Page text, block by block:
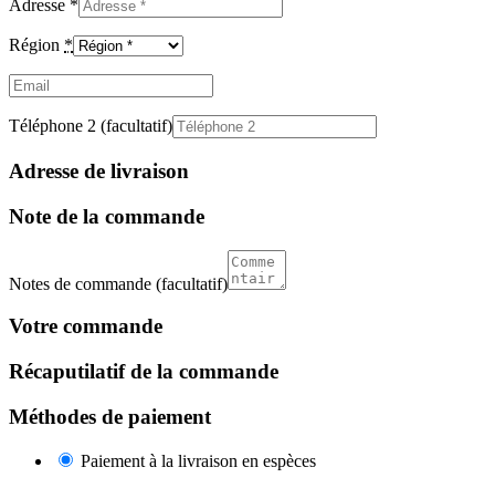
Adresse *
Région *
Email
Téléphone 2 (facultatif)
Adresse de livraison
Note de la commande
Notes de commande (facultatif)
Votre commande
Récaputilatif de la commande
Méthodes de paiement
Paiement à la livraison en espèces